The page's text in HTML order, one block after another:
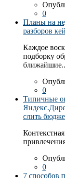
0
Планы на
разборов
Каждое
подборку
0
Типичные
слить
0
7 способов